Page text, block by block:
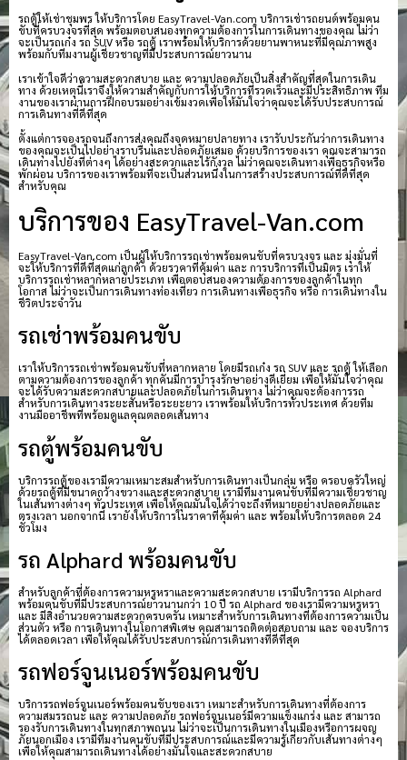
รถตู้ให้เช่าชุมพร ให้บริการโดย EasyTravel-Van.com บริการเช่ารถยนต์พร้อมคน
ขับที่ครบวงจรที่สุด พร้อมตอบสนองทุกความต้องการในการเดินทางของคุณ ไม่ว่า
จะเป็นรถเก๋ง รถ SUV หรือ รถตู้ เราพร้อมให้บริการด้วยยานพาหนะที่มีคุณภาพสูง
พร้อมกับทีมงานผู้เชี่ยวชาญที่มีประสบการณ์ยาวนาน
เราเข้าใจดีว่าความสะดวกสบาย และ ความปลอดภัยเป็นสิ่งสำคัญที่สุดในการเดิน
ทาง ด้วยเหตุนี้เราจึงให้ความสำคัญกับการให้บริการที่รวดเร็วและมีประสิทธิภาพ ทีม
งานของเราผ่านการฝึกอบรมอย่างเข้มงวดเพื่อให้มั่นใจว่าคุณจะได้รับประสบการณ์
การเดินทางที่ดีที่สุด
ตั้งแต่การจองรถจนถึงการส่งคุณถึงจุดหมายปลายทาง เรารับประกันว่าการเดินทาง
ของคุณจะเป็นไปอย่างราบรื่นและปลอดภัยเสมอ ด้วยบริการของเรา คุณจะสามารถ
เดินทางไปยังที่ต่างๆ ได้อย่างสะดวกและไร้กังวล ไม่ว่าคุณจะเดินทางเพื่อธุรกิจหรือ
พักผ่อน บริการของเราพร้อมที่จะเป็นส่วนหนึ่งในการสร้างประสบการณ์ที่ดีที่สุด
สำหรับคุณ
บริการของ EasyTravel-Van.com
EasyTravel-Van.com เป็นผู้ให้บริการรถเช่าพร้อมคนขับที่ครบวงจร และ มุ่งมั่นที่
จะให้บริการที่ดีที่สุดแก่ลูกค้า ด้วยราคาที่คุ้มค่า และ การบริการที่เป็นมิตร เราให้
บริการรถเช่าหลากหลายประเภท เพื่อตอบสนองความต้องการของลูกค้าในทุก
โอกาส ไม่ว่าจะเป็นการเดินทางท่องเที่ยว การเดินทางเพื่อธุรกิจ หรือ การเดินทางใน
ชีวิตประจำวัน
รถเช่าพร้อมคนขับ
เราให้บริการรถเช่าพร้อมคนขับที่หลากหลาย โดยมีรถเก๋ง รถ SUV และ รถตู้ ให้เลือก
ตามความต้องการของลูกค้า ทุกคันมีการบำรุงรักษาอย่างดีเยี่ยม เพื่อให้มั่นใจว่าคุณ
จะได้รับความสะดวกสบายและปลอดภัยในการเดินทาง ไม่ว่าคุณจะต้องการรถ
สำหรับการเดินทางระยะสั้นหรือระยะยาว เราพร้อมให้บริการทั่วประเทศ ด้วยทีม
งานมืออาชีพที่พร้อมดูแลคุณตลอดเส้นทาง
รถตู้พร้อมคนขับ
บริการรถตู้ของเรามีความเหมาะสมสำหรับการเดินทางเป็นกลุ่ม หรือ ครอบครัวใหญ่
ด้วยรถตู้ที่มีขนาดกว้างขวางและสะดวกสบาย เรามีทีมงานคนขับที่มีความเชี่ยวชาญ
ในเส้นทางต่างๆ ทั่วประเทศ เพื่อให้คุณมั่นใจได้ว่าจะถึงที่หมายอย่างปลอดภัยและ
ตรงเวลา นอกจากนี้ เรายังให้บริการในราคาที่คุ้มค่า และ พร้อมให้บริการตลอด 24
ชั่วโมง
รถ Alphard พร้อมคนขับ
สำหรับลูกค้าที่ต้องการความหรูหราและความสะดวกสบาย เรามีบริการรถ Alphard
พร้อมคนขับที่มีประสบการณ์ยาวนานกว่า 10 ปี รถ Alphard ของเรามีความหรูหรา
และ มีสิ่งอำนวยความสะดวกครบครัน เหมาะสำหรับการเดินทางที่ต้องการความเป็น
ส่วนตัว หรือ การเดินทางในโอกาสพิเศษ คุณสามารถติดต่อสอบถาม และ จองบริการ
ได้ตลอดเวลา เพื่อให้คุณได้รับประสบการณ์การเดินทางที่ดีที่สุด
รถฟอร์จูนเนอร์พร้อมคนขับ
บริการรถฟอร์จูนเนอร์พร้อมคนขับของเรา เหมาะสำหรับการเดินทางที่ต้องการ
ความสมรรถนะ และ ความปลอดภัย รถฟอร์จูนเนอร์มีความแข็งแกร่ง และ สามารถ
รองรับการเดินทางในทุกสภาพถนน ไม่ว่าจะเป็นการเดินทางในเมืองหรือการผจญ
ภัยนอกเมือง เรามีทีมงานคนขับที่มีประสบการณ์และมีความรู้เกี่ยวกับเส้นทางต่างๆ
เพื่อให้คุณสามารถเดินทางได้อย่างมั่นใจและสะดวกสบาย